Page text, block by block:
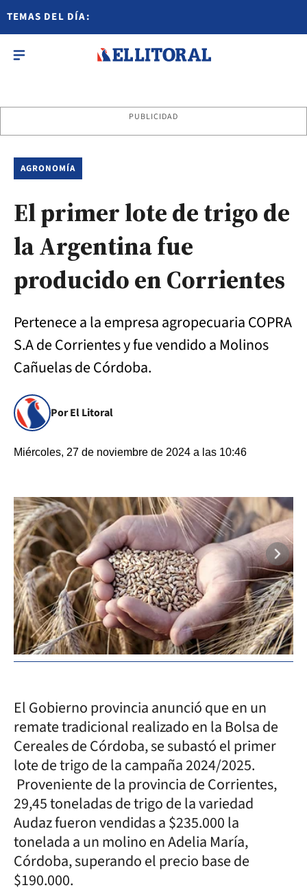
TEMAS DEL DÍA:
PUBLICIDAD
AGRONOMÍA
El primer lote de trigo de
la Argentina fue
producido en Corrientes
Pertenece a la empresa agropecuaria COPRA
S.A de Corrientes y fue vendido a Molinos
Cañuelas de Córdoba.
Por El Litoral
Miércoles, 27 de noviembre de 2024 a las 10:46
El Gobierno provincia anunció que en un
remate tradicional realizado en la Bolsa de
Cereales de Córdoba, se subastó el primer
lote de trigo de la campaña 2024/2025.
Proveniente de la provincia de Corrientes,
29,45 toneladas de trigo de la variedad
Audaz fueron vendidas a $235.000 la
tonelada a un molino en Adelia María,
Córdoba, superando el precio base de
$190.000.